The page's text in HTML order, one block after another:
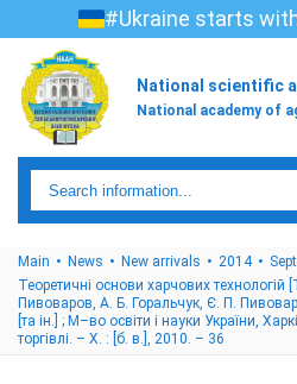
#Ukraine starts
National scientific
National academy of
Main News New arrivals 2014
Теоретичні основи харчових технологій
Пивоваров, А. Б. Горальчук, Є. П.
[та ін.] ; М–во освіти і науки України,
торгівлі. – Х. : [б. в.], 2010. – 36